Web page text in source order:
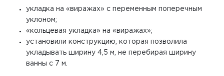
укладка на «виражах» с переменным поперечным
уклоном;
«кольцевая укладка» на «виражах»;
установили конструкцию, которая позволила
укладывать ширину 4,5 м, не перебирая ширину
ванны с 7 м.